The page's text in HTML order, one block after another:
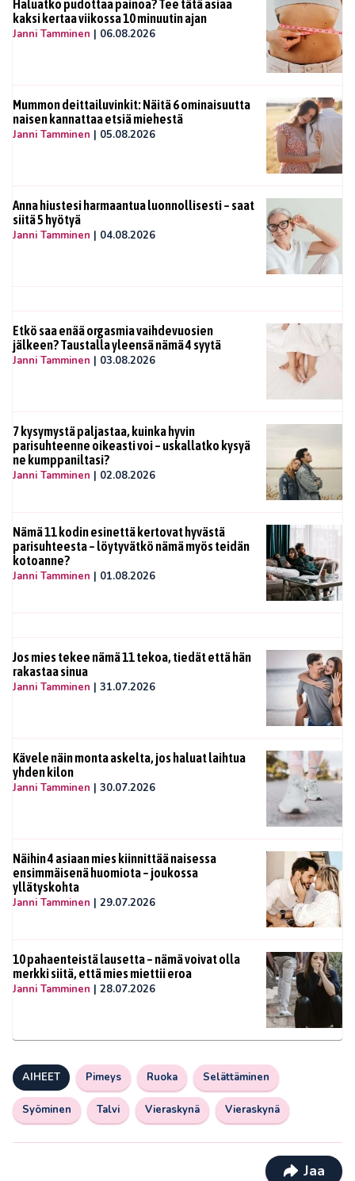
Haluatko pudottaa painoa? Tee tätä asiaa
kaksi kertaa viikossa 10 minuutin ajan
Janni Tamminen | 06.08.2026
Mummon deittailuvinkit: Näitä 6 ominaisuutta
naisen kannattaa etsiä miehestä
Janni Tamminen | 05.08.2026
Anna hiustesi harmaantua luonnollisesti – saat
siitä 5 hyötyä
Janni Tamminen | 04.08.2026
Etkö saa enää orgasmia vaihdevuosien
jälkeen? Taustalla yleensä nämä 4 syytä
Janni Tamminen | 03.08.2026
7 kysymystä paljastaa, kuinka hyvin
parisuhteenne oikeasti voi – uskallatko kysyä
ne kumppaniltasi?
Janni Tamminen | 02.08.2026
Nämä 11 kodin esinettä kertovat hyvästä
parisuhteesta – löytyvätkö nämä myös teidän
kotoanne?
Janni Tamminen | 01.08.2026
Jos mies tekee nämä 11 tekoa, tiedät että hän
rakastaa sinua
Janni Tamminen | 31.07.2026
Kävele näin monta askelta, jos haluat laihtua
yhden kilon
Janni Tamminen | 30.07.2026
Näihin 4 asiaan mies kiinnittää naisessa
ensimmäisenä huomiota – joukossa
yllätyskohta
Janni Tamminen | 29.07.2026
10 pahaenteistä lausetta – nämä voivat olla
merkki siitä, että mies miettii eroa
Janni Tamminen | 28.07.2026
AIHEET Pimeys Ruoka Selättäminen
Syöminen Talvi Vieraskynä Vieraskynä
Jaa